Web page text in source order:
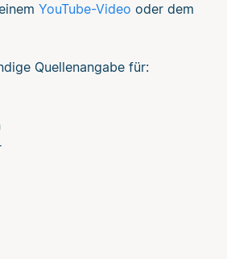
YouTube-Video oder dem
Quellenangabe für: